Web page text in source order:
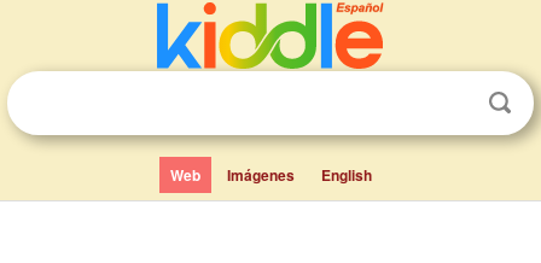
Web Imágenes English